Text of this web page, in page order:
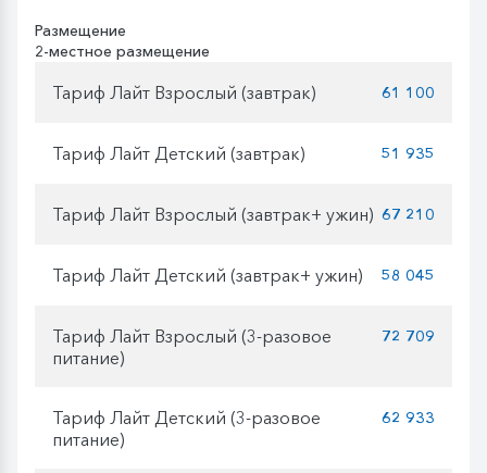
Размещение
2-местное размещение
Тариф Лайт Взрослый (завтрак) 61 100
Тариф Лайт Детский (завтрак) 51 935
Тариф Лайт Взрослый (завтрак+ ужин) 67 210
Тариф Лайт Детский (завтрак+ ужин) 58 045
Тариф Лайт Взрослый (3-разовое
питание)
72 709
Тариф Лайт Детский (3-разовое
питание)
62 933